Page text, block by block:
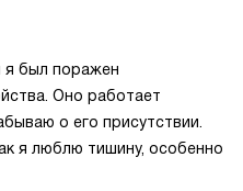
я был поражен
Оно работает
о его присутствии.
я люблю тишину, особенно